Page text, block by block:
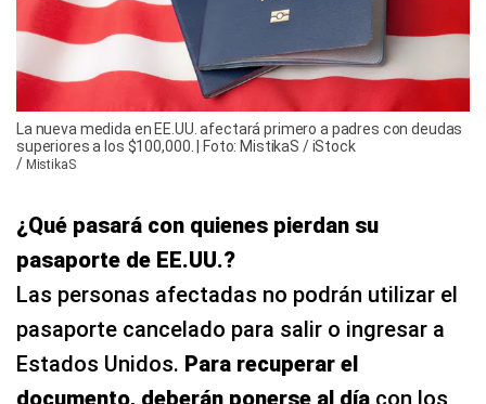
La nueva medida en EE.UU. afectará primero a padres con deudas
superiores a los $100,000. | Foto: MistikaS / iStock
/ MistikaS
¿Qué pasará con quienes pierdan su
pasaporte de EE.UU.?
Las personas afectadas no podrán utilizar el
pasaporte cancelado para salir o ingresar a
Estados Unidos. Para recuperar el
documento, deberán ponerse al día con los